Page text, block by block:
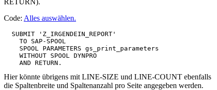
Code: Alles auswählen.
  SUBMIT 'Z_IRGENDEIN_REPORT'
    TO SAP-SPOOL
    SPOOL PARAMETERS gs_print_parameters
    WITHOUT SPOOL DYNPRO
Hier könnte übrigens mit LINE-SIZE und LINE-COUNT ebenfalls
die Spaltenbreite und Spaltenanzahl pro Seite angegeben werden.